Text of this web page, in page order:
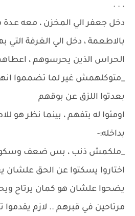
. . .
دخل جعفر الي المخزن ، معه عـدة
بالاطعمة ، دخل الي الغرفة التي
الحراس الذين يحرسوهم ،
_متوكلهمش غير لما تضمموا
بعدتوا اللزق عن بوقهم
اومئوا له بتفهم ، بينما نظر هو
بداخله:-
_ملكمش ذنب ، بس ضعف
اختاروا يسكتوا عن الحق علشان
يضحوا علشان هو كمان يرتاح
مرتاحين في قبرهم .. لازم